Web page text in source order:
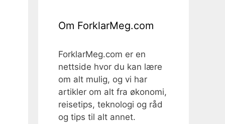
Om ForklarMeg.com
ForklarMeg.com er en
nettside hvor du kan lære
om alt mulig, og vi har
artikler om alt fra økonomi,
reisetips, teknologi og råd
og tips til alt annet.